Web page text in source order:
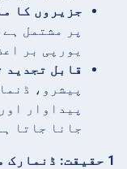
جزیروں کا
پر مشتمل
یورپی بر
قابل تجدید
پیشرو،
پیداوار
جانا جاتا
1 حقیقت: